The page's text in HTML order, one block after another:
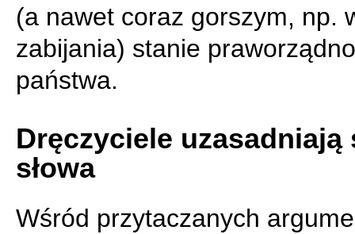
(a nawet coraz gorszym, np.
zabijania) stanie
państwa.
Dręczyciele uzasadniają
słowa
Wśród przytaczanych